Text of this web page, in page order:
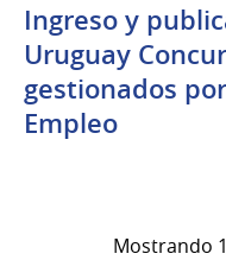
Ingreso y
Uruguay
gestionados
Empleo
Mostrando